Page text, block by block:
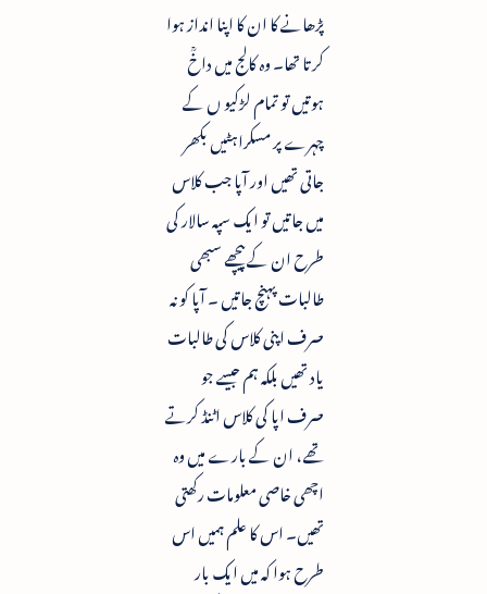
پڑھانے کا ان کا اپنا انداز ہوا
کرتا تھا۔ وہ کالج میں داخؒ
ہوتیں تو تمام لڑکیو ں کے
چہرے پر مسکراہٹیں بکھر
جاتی تھیں اور آپا جب کلاس
میں جاتیں تو ایک سپہ سالار کی
طرح ان کے پیچھے سبھی
طالبات پہنچ جاتیں ۔ آپا کو نہ
صرف اپنی کلاس کی طالبات
یاد تھیں بلکہ ہم جیسے جو
صرف اپا کی کلاس اٹنڈ کرتے
تھے ، ان کے بارے میں وہ
اچھی خاصی معلومات رکھتی
تھیں۔ اس کا علم ہمیں اس
طرح ہوا کہ میں ایک بار